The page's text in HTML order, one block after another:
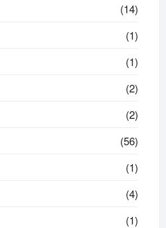
(14)
(1)
(1)
(2)
(2)
(56)
(1)
(4)
(1)